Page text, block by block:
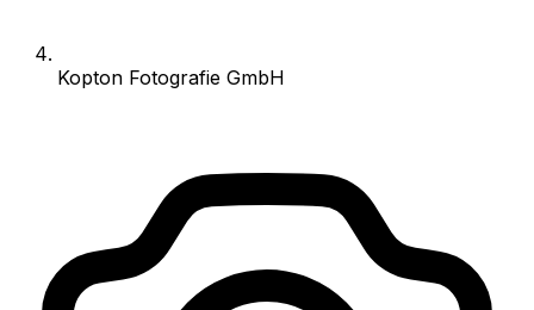
Kopton Fotografie GmbH